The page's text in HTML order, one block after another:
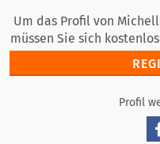
Um das Profil von
müssen Sie sich kostenlos
Profil